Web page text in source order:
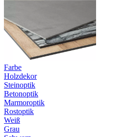
Farbe
Holzdekor
Steinoptik
Betonoptik
Marmoroptik
Rostoptik
Weiß
Grau